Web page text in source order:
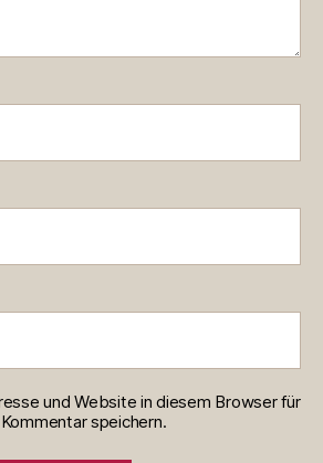
und Website in diesem Browser für
speichern.